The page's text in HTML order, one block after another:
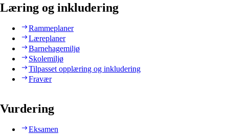
Læring og inkludering
Rammeplaner
Læreplaner
Barnehagemiljø
Skolemiljø
Tilpasset opplæring og inkludering
Fravær
Vurdering
Eksamen